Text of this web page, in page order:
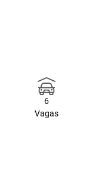
6
Vagas